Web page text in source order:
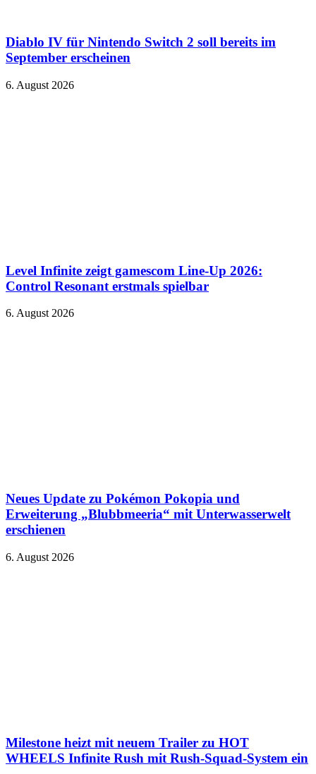
Diablo IV für Nintendo Switch 2 soll bereits im
September erscheinen
6. August 2026
Level Infinite zeigt gamescom Line-Up 2026:
Control Resonant erstmals spielbar
6. August 2026
Neues Update zu Pokémon Pokopia und
Erweiterung „Blubbmeeria“ mit Unterwasserwelt
erschienen
6. August 2026
Milestone heizt mit neuem Trailer zu HOT
WHEELS Infinite Rush mit Rush-Squad-System ein